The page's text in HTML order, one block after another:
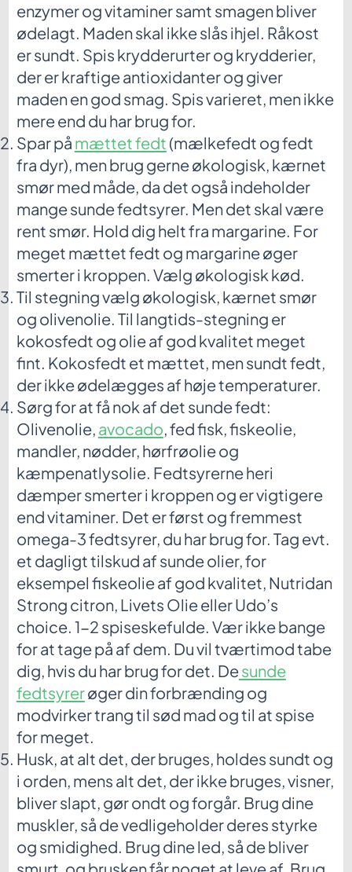
enzymer og vitaminer samt smagen bliver
ødelagt. Maden skal ikke slås ihjel. Råkost
er sundt. Spis krydderurter og krydderier,
der er kraftige antioxidanter og giver
maden en god smag. Spis varieret, men ikke
mere end du har brug for.
Spar på mættet fedt (mælkefedt og fedt
fra dyr), men brug gerne økologisk, kærnet
smør med måde, da det også indeholder
mange sunde fedtsyrer. Men det skal være
rent smør. Hold dig helt fra margarine. For
meget mættet fedt og margarine øger
smerter i kroppen. Vælg økologisk kød.
Til stegning vælg økologisk, kærnet smør
og olivenolie. Til langtids-stegning er
kokosfedt og olie af god kvalitet meget
fint. Kokosfedt et mættet, men sundt fedt,
der ikke ødelægges af høje temperaturer.
Sørg for at få nok af det sunde fedt:
Olivenolie, avocado, fed fisk, fiskeolie,
mandler, nødder, hørfrøolie og
kæmpenatlysolie. Fedtsyrerne heri
dæmper smerter i kroppen og er vigtigere
end vitaminer. Det er først og fremmest
omega-3 fedtsyrer, du har brug for. Tag evt.
et dagligt tilskud af sunde olier, for
eksempel fiskeolie af god kvalitet, Nutridan
Strong citron, Livets Olie eller Udo’s
choice. 1-2 spiseskefulde. Vær ikke bange
for at tage på af dem. Du vil tværtimod tabe
dig, hvis du har brug for det. Desunde
fedtsyrerøger din forbrænding og
modvirker trang til sød mad og til at spise
for meget.
Husk, at alt det, der bruges, holdes sundt og
i orden, mens alt det, der ikke bruges, visner,
bliver slapt, gør ondt og forgår. Brug dine
muskler, så de vedligeholder deres styrke
og smidighed. Brug dine led, så de bliver